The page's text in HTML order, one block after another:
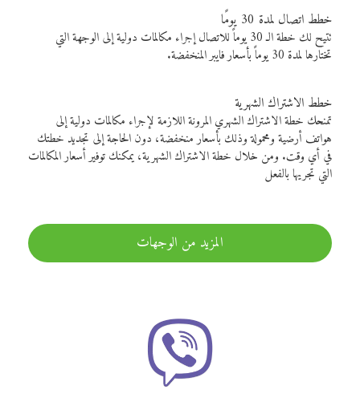
خطط اتصال لمدة 30 يومًا
تتيح لك خطة الـ 30 يوماً للاتصال إجراء مكالمات دولية إلى الوجهة التي
تختارها لمدة 30 يوماً بأسعار فايبر المنخفضة.
خطط الاشتراك الشهرية
تمنحك خطة الاشتراك الشهري المرونة اللازمة لإجراء مكالمات دولية إلى
هواتف أرضية ومحمولة وذلك بأسعار منخفضة، دون الحاجة إلى تجديد خطتك
في أي وقت. ومن خلال خطة الاشتراك الشهرية، يمكنك توفير أسعار المكالمات
التي تجريها بالفعل
المزيد من الوجهات